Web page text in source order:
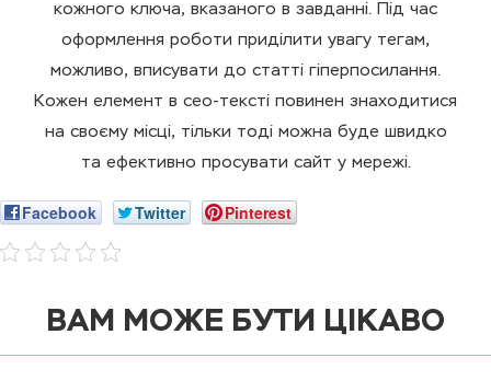
кожного ключа, вказаного в завданні. Під час
оформлення роботи приділити увагу тегам,
можливо, вписувати до статті гіперпосилання.
Кожен елемент в сео-тексті повинен знаходитися
на своєму місці, тільки тоді можна буде швидко
та ефективно просувати сайт у мережі.
Facebook Twitter Pinterest
ВАМ МОЖЕ БУТИ ЦІКАВО